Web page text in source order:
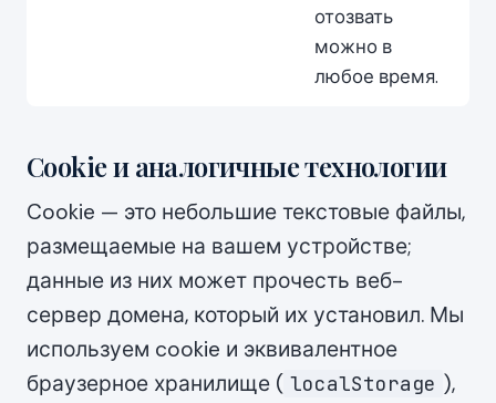
отозвать
можно в
любое время.
Cookie и аналогичные технологии
Cookie — это небольшие текстовые файлы,
размещаемые на вашем устройстве;
данные из них может прочесть веб-
сервер домена, который их установил. Мы
используем cookie и эквивалентное
браузерное хранилище ( localStorage ),